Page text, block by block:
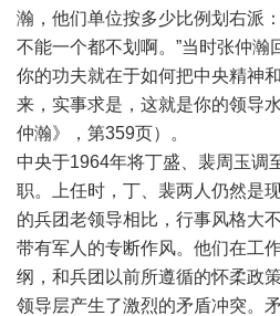
瀚，他们单位按多少比例划右派
不能一个都不划啊。”当时张仲瀚
你的功夫就在于如何把中央精神
来，实事求是，这就是你的领导
仲瀚》，第359页）。
中央于1964年将丁盛、裴周玉调
职。上任时，丁、裴两人仍然是
的兵团老领导相比，行事风格大
带有军人的专断作风。他们在工
纲，和兵团以前所遵循的怀柔政
领导层产生了激烈的矛盾冲突。